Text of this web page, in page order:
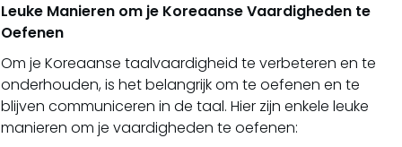
Leuke Manieren om je Koreaanse Vaardigheden te
Oefenen
Om je Koreaanse taalvaardigheid te verbeteren en te
onderhouden, is het belangrijk om te oefenen en te
blijven communiceren in de taal. Hier zijn enkele leuke
manieren om je vaardigheden te oefenen: